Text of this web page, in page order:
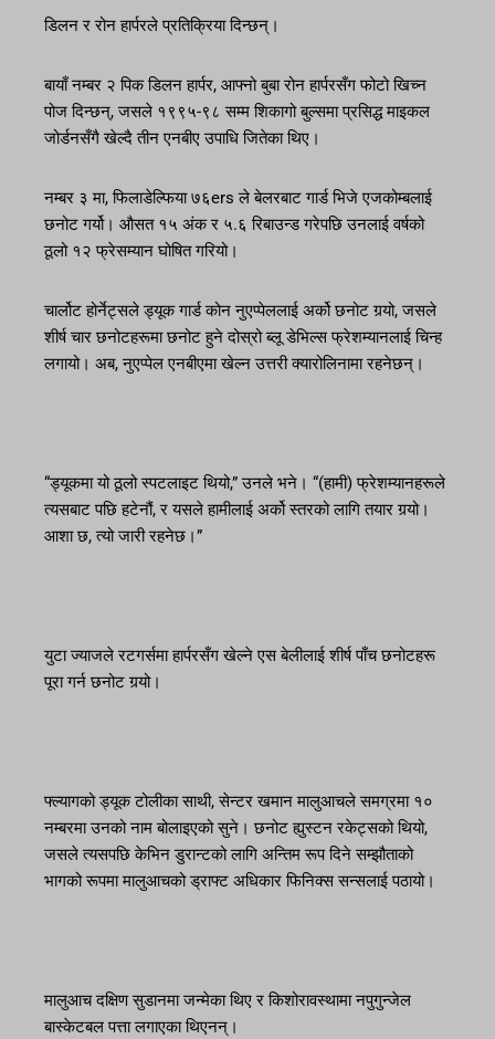
डिलन र रोन हार्परले प्रतिक्रिया दिन्छन्।
बायाँ नम्बर २ पिक डिलन हार्पर, आफ्नो बुबा रोन हार्परसँग फोटो खिच्न
पोज दिन्छन्, जसले १९९५-९८ सम्म शिकागो बुल्समा प्रसिद्ध माइकल
जोर्डनसँगै खेल्दै तीन एनबीए उपाधि जितेका थिए।
नम्बर ३ मा, फिलाडेल्फिया ७६ers ले बेलरबाट गार्ड भिजे एजकोम्बलाई
छनोट गर्यो। औसत १५ अंक र ५.६ रिबाउन्ड गरेपछि उनलाई वर्षको
ठूलो १२ फ्रेसम्यान घोषित गरियो।
चार्लोट होर्नेट्सले ड्यूक गार्ड कोन नुएप्पेललाई अर्को छनोट गर्‍यो, जसले
शीर्ष चार छनोटहरूमा छनोट हुने दोस्रो ब्लू डेभिल्स फ्रेशम्यानलाई चिन्ह
लगायो। अब, नुएप्पेल एनबीएमा खेल्न उत्तरी क्यारोलिनामा रहनेछन्।
“ड्यूकमा यो ठूलो स्पटलाइट थियो,” उनले भने। “(हामी) फ्रेशम्यानहरूले
त्यसबाट पछि हटेनौं, र यसले हामीलाई अर्को स्तरको लागि तयार गर्‍यो।
आशा छ, त्यो जारी रहनेछ।”
युटा ज्याजले रटगर्समा हार्परसँग खेल्ने एस बेलीलाई शीर्ष पाँच छनोटहरू
पूरा गर्न छनोट गर्‍यो।
फ्ल्यागको ड्यूक टोलीका साथी, सेन्टर खमान मालुआचले समग्रमा १०
नम्बरमा उनको नाम बोलाइएको सुने। छनोट ह्युस्टन रकेट्सको थियो,
जसले त्यसपछि केभिन डुरान्टको लागि अन्तिम रूप दिने सम्झौताको
भागको रूपमा मालुआचको ड्राफ्ट अधिकार फिनिक्स सन्सलाई पठायो।
मालुआच दक्षिण सुडानमा जन्मेका थिए र किशोरावस्थामा नपुगुन्जेल
बास्केटबल पत्ता लगाएका थिएनन्।